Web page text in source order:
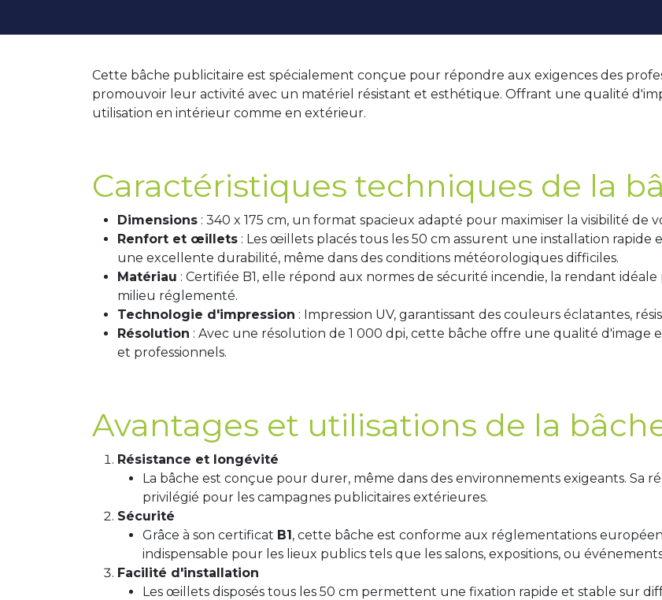
Cette bâche publicitaire est spécialement conçue pour répondre aux exigences des
promouvoir leur activité avec un matériel résistant et esthétique. Offrant une qualité
utilisation en intérieur comme en extérieur.
Caractéristiques techniques de la
Dimensions : 340 x 175 cm, un format spacieux adapté pour maximiser la visibilité de
Renfort et œillets : Les œillets placés tous les 50 cm assurent une installation rapide
une excellente durabilité, même dans des conditions météorologiques difficiles.
Matériau : Certifiée B1, elle répond aux normes de sécurité incendie, la rendant
milieu réglementé.
Technologie d'impression : Impression UV, garantissant des couleurs éclatantes,
Résolution : Avec une résolution de 1 000 dpi, cette bâche offre une qualité d'image
et professionnels.
Avantages et utilisations de la
Résistance et longévité
La bâche est conçue pour durer, même dans des environnements exigeants. Sa
privilégié pour les campagnes publicitaires extérieures.
Sécurité
Grâce à son certificat B1, cette bâche est conforme aux réglementations
indispensable pour les lieux publics tels que les salons, expositions, ou
Facilité d'installation
Les œillets disposés tous les 50 cm permettent une fixation rapide et stable sur